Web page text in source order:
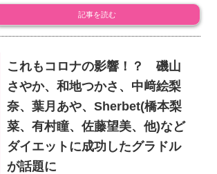
記事を読む
これもコロナの影響！？ 磯山
さやか、和地つかさ、中﨑絵梨
奈、葉月あや、Sherbet(橋本梨
菜、有村瞳、佐藤望美、他)など
ダイエットに成功したグラドル
が話題に